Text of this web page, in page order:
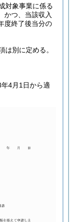
対象事業に係る
かつ、当該収入
度終了後当分の
は別に定める。
4月1日から適